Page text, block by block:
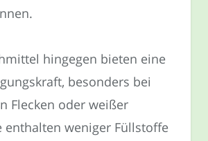
hingegen bieten eine
besonders bei
Flecken oder weißer
enthalten weniger Füllstoffe